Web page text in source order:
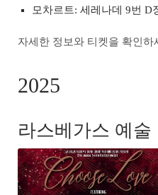
모차르트: 세레나데 9번
자세한 정보와 티켓을 확인하
2025
라스베가스 예술